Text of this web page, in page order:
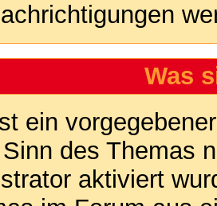
Was
ein
des Themas
aktiviert